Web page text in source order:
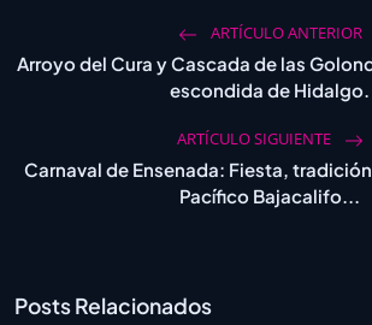
ARTÍCULO ANTERIOR
Arroyo del Cura y Cascada de las
escondida de Hidalgo.
ARTÍCULO SIGUIENTE
Carnaval de Ensenada: Fiesta,
Pacífico Bajacalifo...
Posts Relacionados